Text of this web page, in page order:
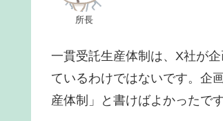
所長
一貫受託生産体制は、X社が
ているわけではないです。企
産体制」と書けばよかったです